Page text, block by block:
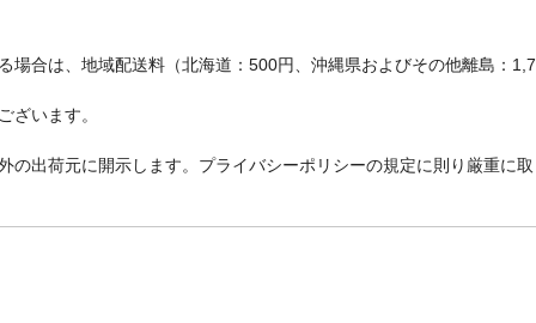
場合は、地域配送料（北海道：500円、沖縄県およびその他離島：
ざいます。
の出荷元に開示します。プライバシーポリシーの規定に則り厳重に